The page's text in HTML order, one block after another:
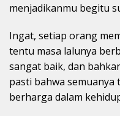
menjadikanmu begitu
Ingat, setiap orang
tentu masa lalunya
sangat baik, dan
pasti bahwa
berharga dalam